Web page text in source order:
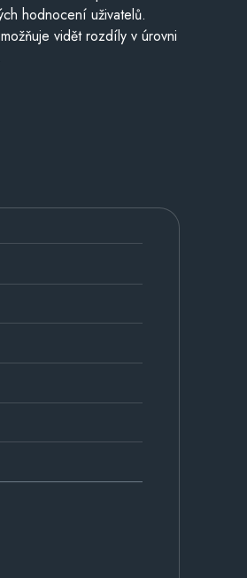
hodnocení uživatelů.
vidět rozdíly v úrovni